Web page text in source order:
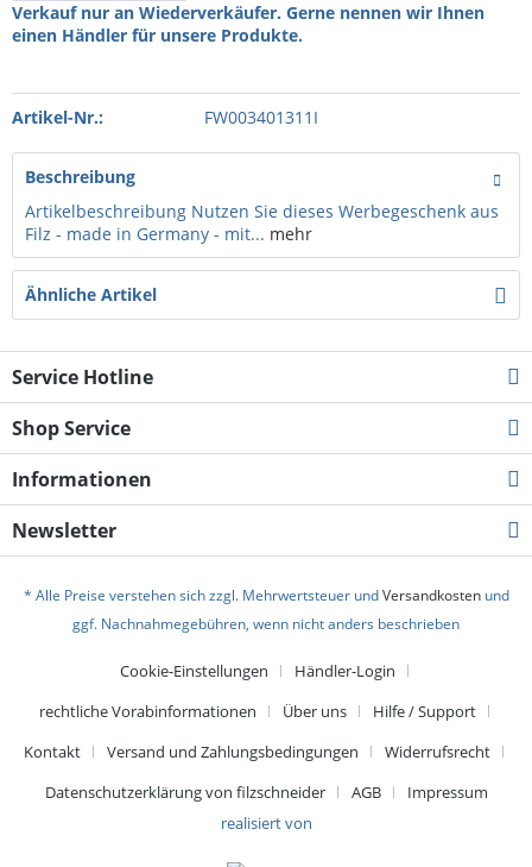
Verkauf nur an Wiederverkäufer. Gerne nennen wir Ihnen
einen Händler für unsere Produkte.
Artikel-Nr.: FW003401311I
Beschreibung
Artikelbeschreibung Nutzen Sie dieses Werbegeschenk aus
Filz - made in Germany - mit... mehr
Ähnliche Artikel
Service Hotline
Shop Service
Informationen
Newsletter
* Alle Preise verstehen sich zzgl. Mehrwertsteuer undVersandkostenund
ggf. Nachnahmegebühren, wenn nicht anders beschrieben
Cookie-Einstellungen
Händler-Login
rechtliche Vorabinformationen
Über uns
Hilfe / Support
Kontakt
Versand und Zahlungsbedingungen
Widerrufsrecht
Datenschutzerklärung von filzschneider
AGB
Impressum
realisiert von